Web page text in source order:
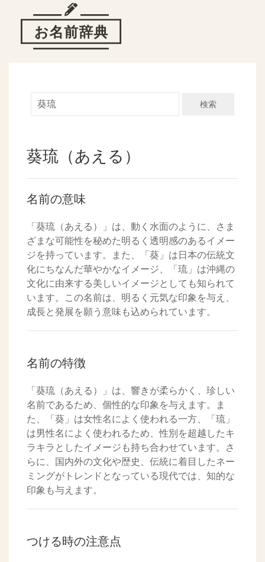
検索
葵琉（あえる）
名前の意味
「葵琉（あえる）」は、動く水面のように、さま
ざまな可能性を秘めた明るく透明感のあるイメー
ジを持っています。また、「葵」は日本の伝統文
化にちなんだ華やかなイメージ、「琉」は沖縄の
文化に由来する美しいイメージとしても知られて
います。この名前は、明るく元気な印象を与え、
成長と発展を願う意味も込められています。
名前の特徴
「葵琉（あえる）」は、響きが柔らかく、珍しい
名前であるため、個性的な印象を与えます。ま
た、「葵」は女性名によく使われる一方、「琉」
は男性名によく使われるため、性別を超越したキ
ラキラとしたイメージも持ち合わせています。さ
らに、国内外の文化や歴史、伝統に着目したネー
ミングがトレンドとなっている現代では、知的な
印象も与えます。
つける時の注意点